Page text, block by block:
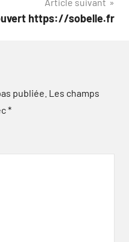
https://sobelle.fr
publiée. Les champs
*